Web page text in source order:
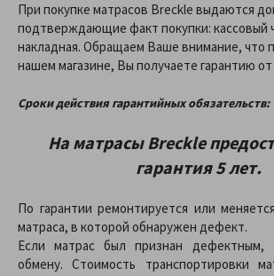
При покупке матрасов Breckle выдаются
подтверждающие факт покупки: кассовый
накладная. Обращаем Ваше внимание, что
нашем магазине, Вы получаете гарантию от
Сроки действия гарантийных обязательств:
На матрасы Breckle
гарантия 5 лет.
По гарантии ремонтируется или
матраса, в которой обнаружен дефект.
Если матрас был признан
обмену. Стоимость транспортировки